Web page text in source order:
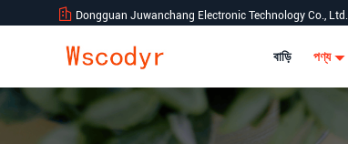
Dongguan Juwanchang Electronic Technology Co., Ltd.
বাড়ি পণ্য